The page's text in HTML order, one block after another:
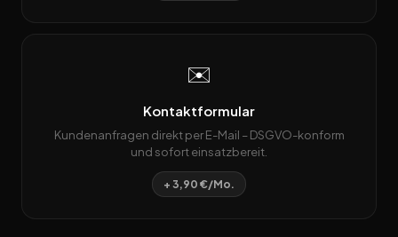
✉️
Kontaktformular
Kundenanfragen direkt per E-Mail – DSGVO-konform
und sofort einsatzbereit.
+ 3,90 €/Mo.